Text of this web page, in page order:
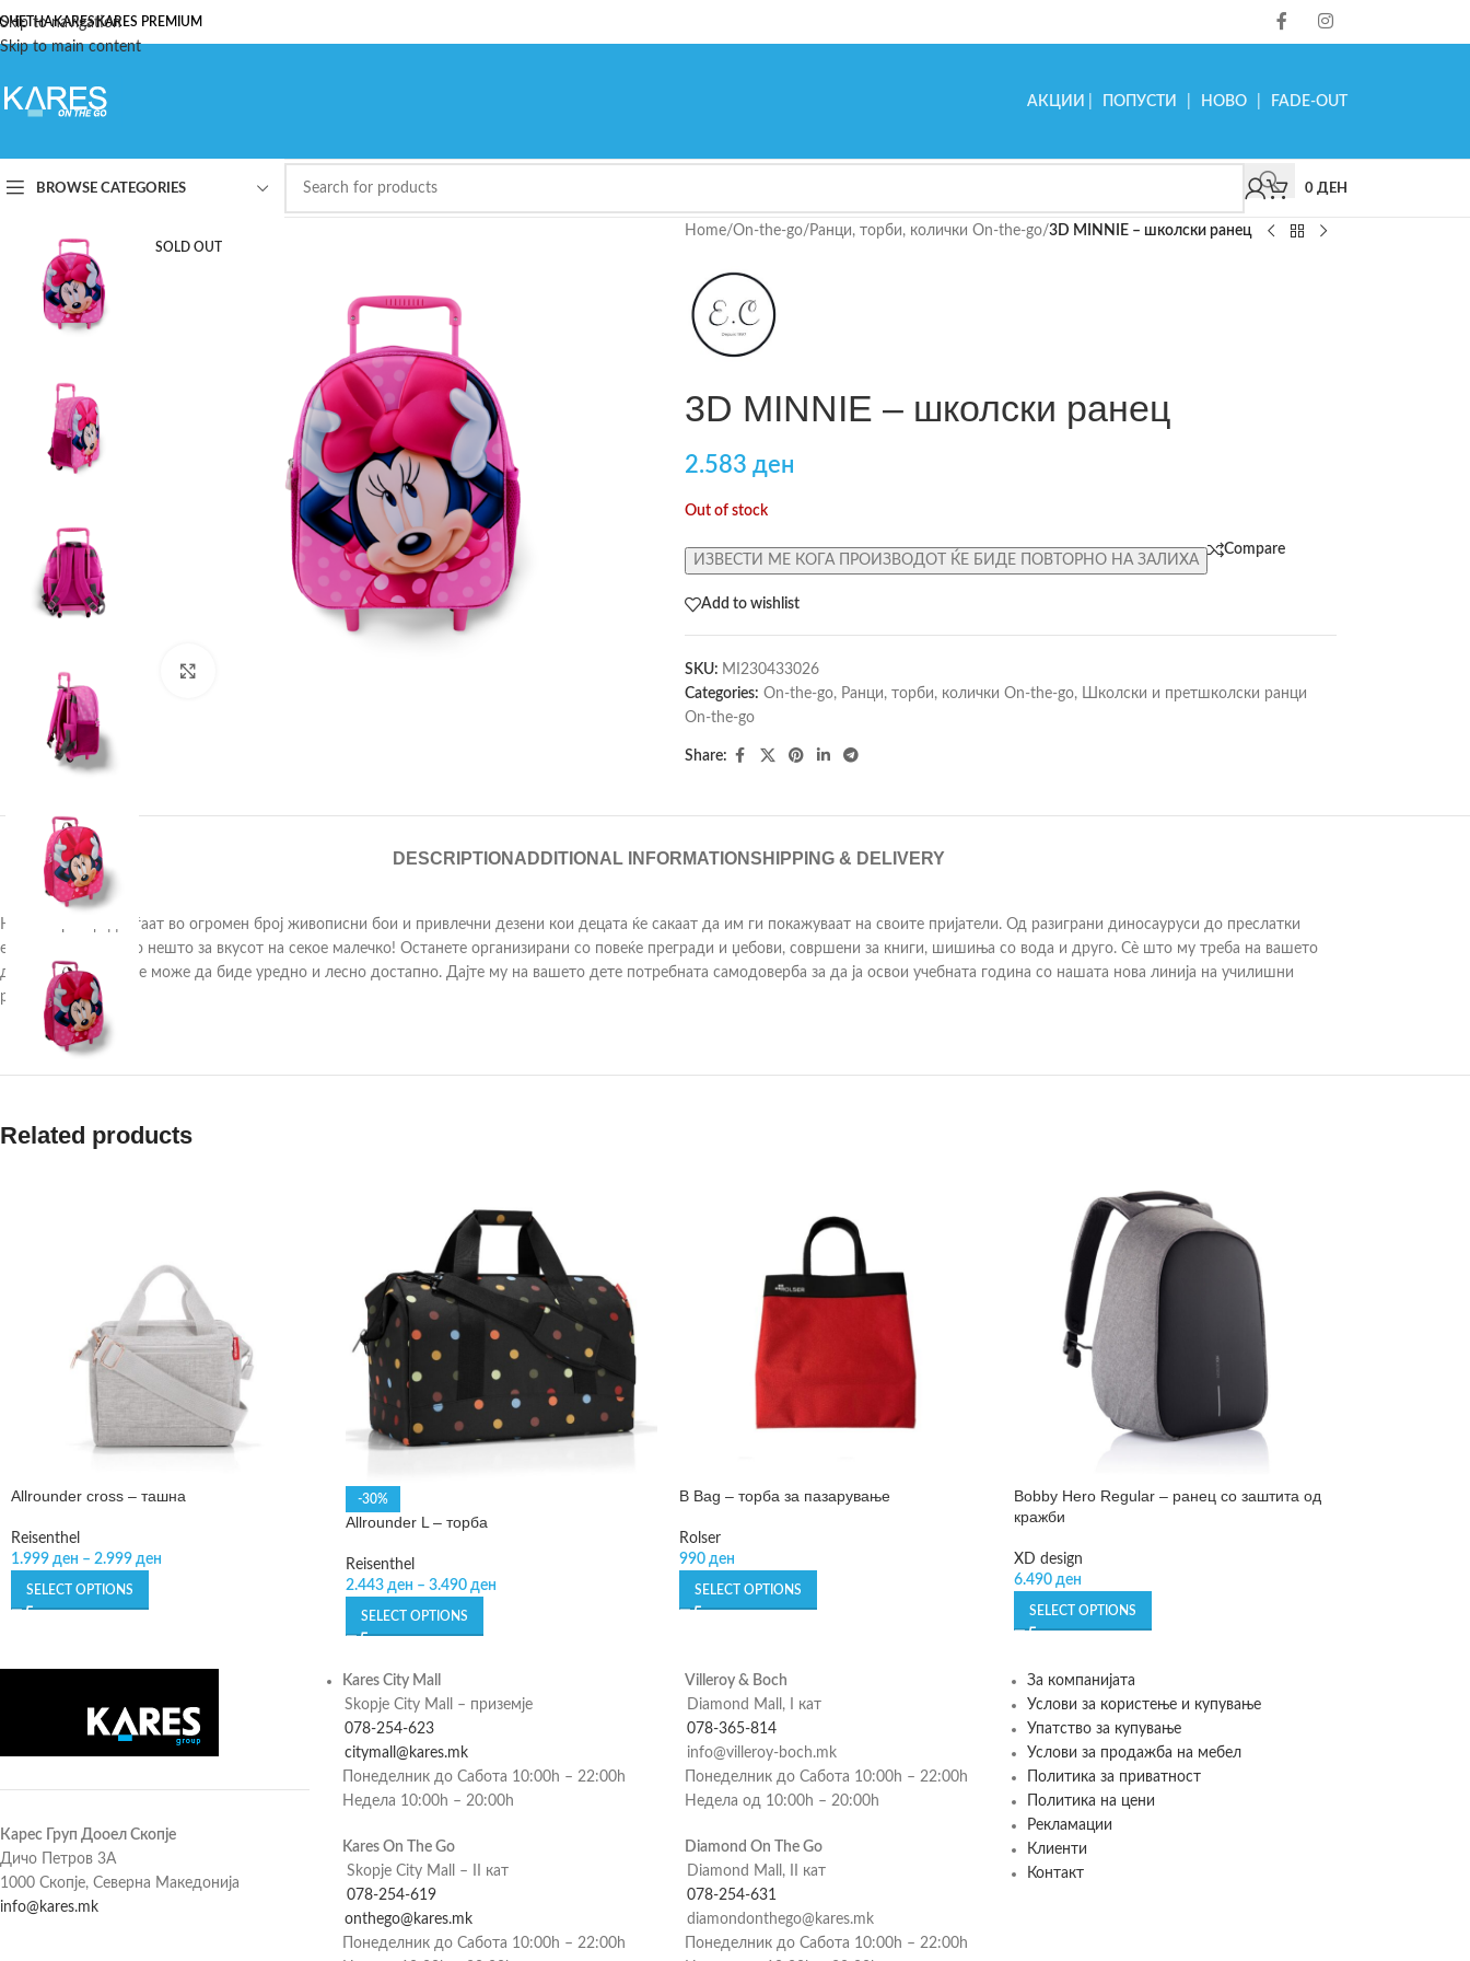
Skip to navigation
Skip to main content
KARESKARES PREMIUM
АКЦИИ ПОПУСТИ НОВО FADE-OUT
BROWSE CATEGORIES 0 ДЕН
SOLD OUT
Home/On-the-go/ Ранци, торби, колички On-the-go/3D MINNIE – школски ранец
3D MINNIE – школски ранец
2.583 ден
Out of stock
ИЗВЕСТИ МЕ КОГА ПРОИЗВОДОТ ЌЕ БИДЕ ПОВТОРНО НА ЗАЛИХА
Compare
Add to wishlist
SKU: MI230433026
Categories: On-the-go, Ранци, торби, колички On-the-go, Школски и претшколски ранци
On-the-go
Share:
DESCRIPTION ADDITIONAL INFORMATIONSHIPPING & DELIVERY
Нашите ранци доаѓаат во огромен број живописни бои и привлечни дезени кои децата ќе сакаат да им ги покажуваат на своите пријатели. Од разиграни диносауруси до преслатки
еднорози, имаме по нешто за вкусот на секое малечко! Останете организирани со повеќе прегради и џебови, совршени за книги, шишиња со вода и друго. Сè што му треба на вашето
дете за на училиште може да биде уредно и лесно достапно. Дајте му на вашето дете потребната самодоверба за да ја освои учебната година со нашата нова линија на училишни
ранци.
Related products
Allrounder cross – ташна
Reisenthel
1.999 ден – 2.999 ден
SELECT OPTIONS
-30%
Allrounder L – торба
Reisenthel
2.443 ден – 3.490 ден
SELECT OPTIONS
B Bag – торба за пазарување
Rolser
990 ден
SELECT OPTIONS
Bobby Hero Regular – ранец со заштита од
кражби
XD design
6.490 ден
SELECT OPTIONS
Карес Груп Дооел Скопје
Дичо Петров 3А
1000 Скопје, Северна Македонија
info@kares.mk
Kares City Mall
Skopje City Mall – приземје
078-254-623
citymall@kares.mk
Понеделник до Сабота 10:00h – 22:00h
Недела 10:00h – 20:00h
Kares On The Go
Skopje City Mall – II кат
078-254-619
onthego@kares.mk
Понеделник до Сабота 10:00h – 22:00h
Villeroy & Boch
Diamond Mall, I кат
078-365-814
info@villeroy-boch.mk
Понеделник до Сабота 10:00h – 22:00h
Недела од 10:00h – 20:00h
Diamond On The Go
Diamond Mall, II кат
078-254-631
diamondonthego@kares.mk
Понеделник до Сабота 10:00h – 22:00h
За компанијата
Услови за користење и купување
Упатство за купување
Услови за продажба на мебел
Политика за приватност
Политика на цени
Рекламации
Клиенти
Контакт